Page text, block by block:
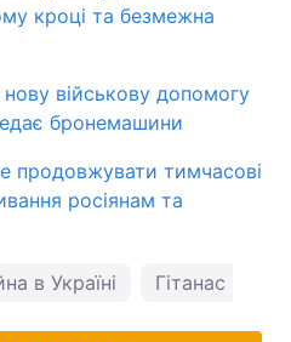
кроці та безмежна
військову допомогу
бронемашини
продовжувати тимчасові
росіянам та
в Україні Гітанас